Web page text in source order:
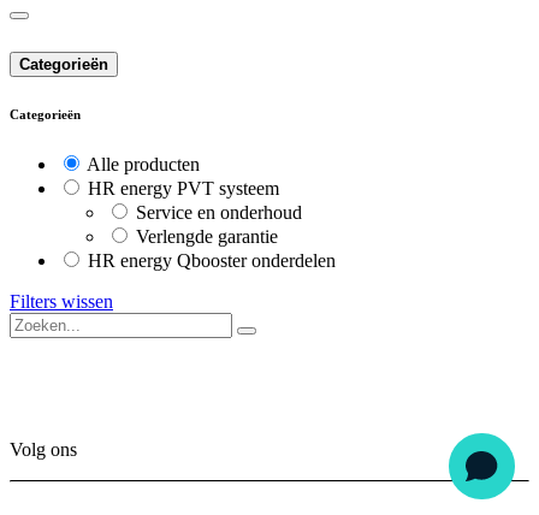
Categorieën
Categorieën
Alle producten
HR energy PVT systeem
Service en onderhoud
Verlengde garantie
HR energy Qbooster onderdelen
Filters wissen
Volg ons